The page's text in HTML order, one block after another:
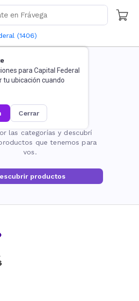
(1406)
para Capital Federal
tu ubicación cuando
cerrar
no existe
las categorías y descubrí
que tenemos para
vos.
productos